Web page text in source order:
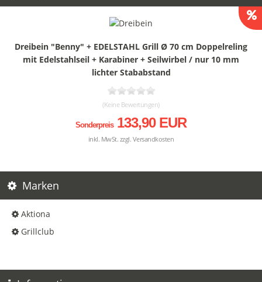
Dreibein "Benny" + EDELSTAHL Grill Ø 70 cm Doppelreling
mit Edelstahlseil + Karabiner + Seilwirbel / nur 10 mm
lichter Stababstand
(Keine Bewertungen)
Sonderpreis133,90 EUR
inkl. MwSt. zzgl. Versandkosten
Marken
Aktiona
Grillclub